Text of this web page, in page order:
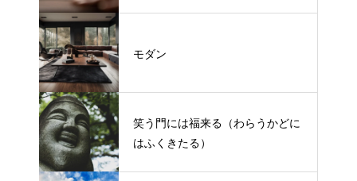
モダン
笑う門には福来る（わらうかどに
はふくきたる）